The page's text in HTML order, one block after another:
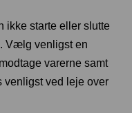
ikke starte eller slutte
Vælg venligst en
varerne samt
venligst ved leje over